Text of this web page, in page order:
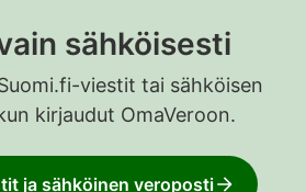
sähköisesti
viestit tai sähköisen
kirjaudut OmaVeroon.
ja sähköinen veroposti